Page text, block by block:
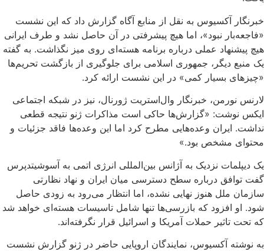
خبرنگار آکسیوس به نقل از منابع آگاه گزارش داد که این نشست
«فاجعه‌بار نبود»، اما هیچ پیشرفتی در آن حاصل نشد و طرف ایرانی
هیچ پیشنهاد عملی درباره برنامه هسته‌ای روی میز نگذاشت. به گفته
یک منبع دیگر، جمهوری اسلامی برای جلوگیری از بازگشت تحریم‌ها
«چیزهای بسیار کمی» در این نشست ارائه کرد.
لارنس نورمن، خبرنگار وال‌استریت ژورنال، نیز در شبکه اجتماعی
ایکس نوشت: «گزارش‌ها حاکی است مذاکرات ژنو نتیجه قطعی
نداشت. ایران وعده‌هایی مطرح کرد اما این وعده‌ها فاقد جزئیات و
محتوای مشخص بود.»
یک دیپلمات نزدیک به آژانس بین‌المللی انرژی اتمی به آسوشیتدپرس
گفت توافق درباره سطح دسترسی میان ایران و نهاد نظارتی
سازمان ملل هنوز نهایی نشده، اما انتظار می‌رود به زودی حاصل
شود. او افزود که بازرسی‌ها تنها شامل تاسیسات هسته‌ای خواهد شد
که تحت تاثیر حملات آمریکا و اسرائیل قرار نگرفته‌اند.
به نوشته آکسیوس، نمایندگان اروپایی حاضر در ژنو گزارش نشست